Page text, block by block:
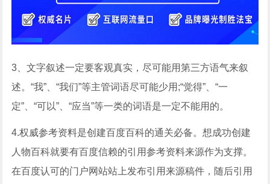
3、文字叙述一定要客观真实，尽可能用第三方语气来叙
述。“我”、“我们”等主管词语尽可能少用;“觉得”、“一
定”、“可以”、“应当”等一类的词语是一定不能用的。
4.权威参考资料是创建百度百科的通关必备。想成功创建
人物百科就要有百度信赖的引用参考资料来源作为支撑。
在百度认可的门户网站站上发布引用来源稿件，随后引用